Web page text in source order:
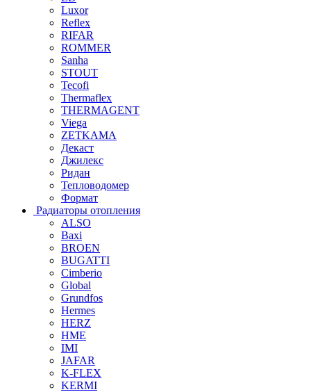
Luxor
Reflex
RIFAR
ROMMER
Sanha
STOUT
Tecofi
Thermaflex
THERMAGENT
Viega
ZETKAMA
Декаст
Джилекс
Ридан
Тепловодомер
Формат
Радиаторы отопления
ALSO
Baxi
BROEN
BUGATTI
Cimberio
Global
Grundfos
Hermes
HERZ
HME
IMI
JAFAR
K-FLEX
KERMI